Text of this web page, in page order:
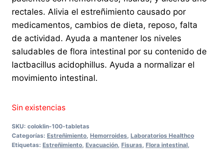
rectales. Alivia el estreñimiento causado por
medicamentos, cambios de dieta, reposo, falta
de actividad. Ayuda a mantener los niveles
saludables de flora intestinal por su contenido de
lactbacillus acidophillus. Ayuda a normalizar el
movimiento intestinal.
Sin existencias
SKU: coloklin-100-tabletas
Categorías: Estreñimiento Hemorroides Laboratorios Healthco
Etiquetas: Estreñimiento Evacuación Fisuras Flora intestinal